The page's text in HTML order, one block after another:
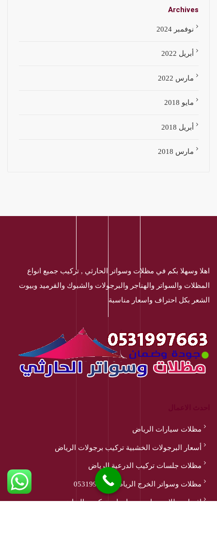
Archives
نوفمبر 2024
أبريل 2022
مارس 2022
مايو 2018
أبريل 2018
مارس 2018
اهلا وسهلا بكم في مظلات وسواتر الحارثي , تركيب جميع انواع
المظلات والسواتر والهناجر والبرجولات والشبوك والقرميد وبيوت
الشعر بكل احتراف واسعار مناسبة
مظلات سيارات الرياض
أسعار البرجولات الخشبية تركيب برجولات الرياض
مظلات جلسات تركيب الدرعية الرياض
مظلات وسواتر الخرج الرياض 0531997663
افضل مظلات مدارس وجامعات تركيب بالرياض